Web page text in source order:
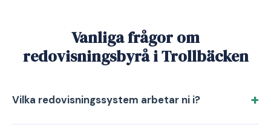
Vanliga frågor om
redovisningsbyrå i Trollbäcken
Vilka redovisningssystem arbetar ni i?